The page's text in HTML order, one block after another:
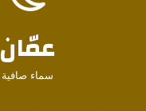
عمّان
سماء صافية